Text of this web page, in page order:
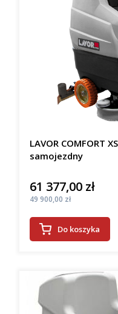
LAVOR COMFORT
samojezdny
Cena
61 377,00 zł
Cena
49 900,00 zł
Do koszyka